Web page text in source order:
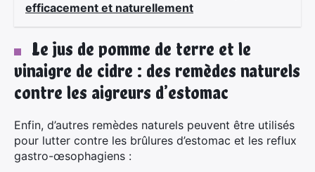
efficacement et naturellement
Le jus de pomme de terre et le
vinaigre de cidre : des remèdes naturels
contre les aigreurs d’estomac
Enfin, d’autres remèdes naturels peuvent être utilisés
pour lutter contre les brûlures d’estomac et les reflux
gastro-œsophagiens :